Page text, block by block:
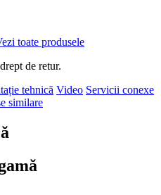
toate produsele
de retur.
tehnică Video Servicii conexe
similare